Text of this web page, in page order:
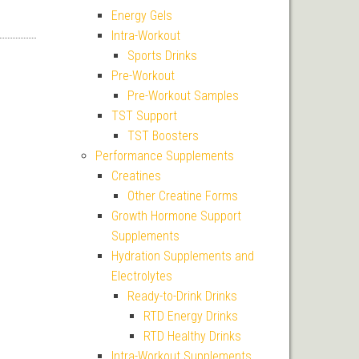
cena byla: 369 Kč.
cena je: 315 Kč.Energy Gels
Intra-Workout
Sports Drinks
Pre-Workout
Pre-Workout Samples
TST Support
TST Boosters
Performance Supplements
Creatines
Other Creatine Forms
Growth Hormone Support
Supplements
Hydration Supplements and
Electrolytes
Ready-to-Drink Drinks
RTD Energy Drinks
RTD Healthy Drinks